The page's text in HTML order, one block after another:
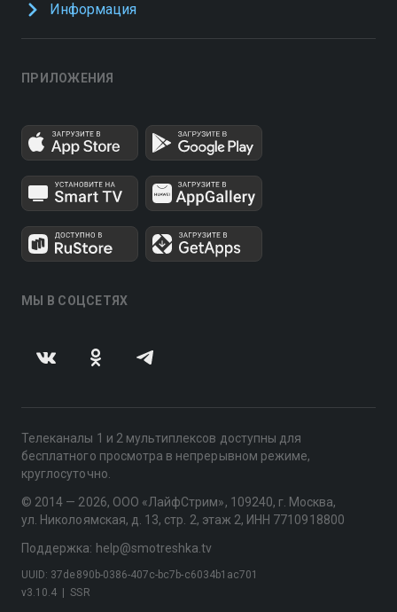
Информация
ПРИЛОЖЕНИЯ
МЫ В СОЦСЕТЯХ
Телеканалы 1 и 2 мультиплексов доступны для
бесплатного просмотра в непрерывном режиме,
круглосуточно.
© 2014 — 2026, ООО «ЛайфСтрим», 109240, г. Москва,
ул. Николоямская, д. 13, стр. 2, этаж 2, ИНН 7710918800
Поддержка: help@smotreshka.tv
v3.10.4 SSR
UUID: 37de890b-0386-407c-bc7b-c6034b1ac701